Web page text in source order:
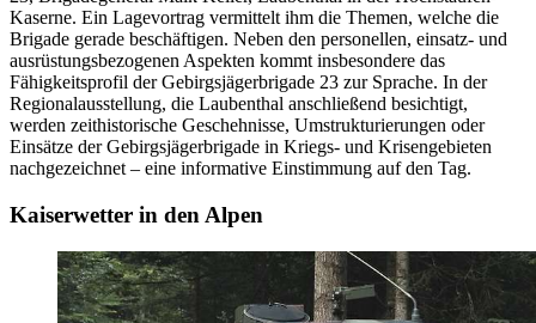
Kaserne. Ein Lagevortrag vermittelt ihm die Themen, welche die
Brigade gerade beschäftigen. Neben den personellen, einsatz- und
ausrüstungsbezogenen Aspekten kommt insbesondere das
Fähigkeitsprofil der Gebirgsjägerbrigade 23 zur Sprache. In der
Regionalausstellung, die Laubenthal anschließend besichtigt,
werden zeithistorische Geschehnisse, Umstrukturierungen oder
Einsätze der Gebirgsjägerbrigade in Kriegs- und Krisengebieten
nachgezeichnet – eine informative Einstimmung auf den Tag.
Kaiserwetter in den Alpen